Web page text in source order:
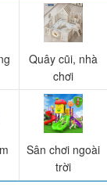
Quây cũi, nhà
chơi
Sân chơi ngoài
trời